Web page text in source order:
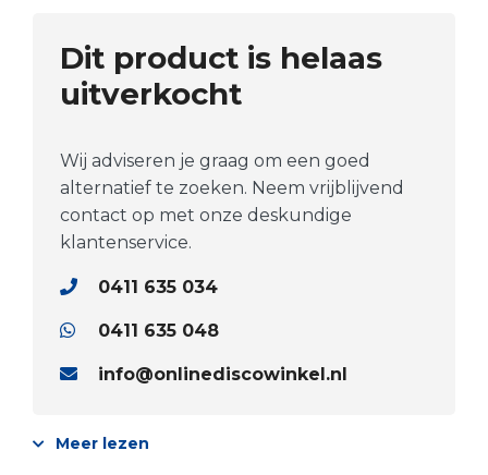
Dit product is helaas
uitverkocht
Wij adviseren je graag om een goed
alternatief te zoeken. Neem vrijblijvend
contact op met onze deskundige
klantenservice.
0411 635 034
0411 635 048
info@onlinediscowinkel.nl
Meer lezen